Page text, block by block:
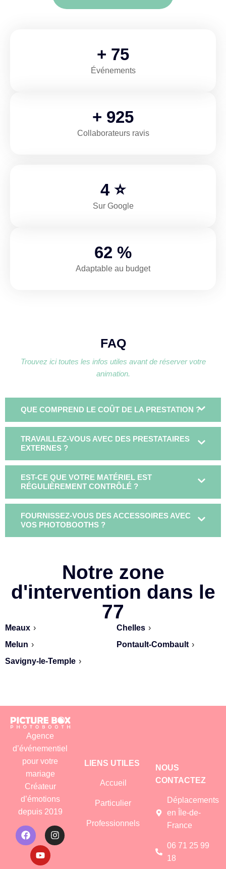
+ 112
Événements
+ 1,386
Collaborateurs ravis
5 ⭐
Sur Google
93 %
Adaptable au budget
FAQ
Trouvez ici toutes les infos utiles avant de réserver votre
animation.
QUE COMPREND LE COÛT DE LA PRESTATION ?
TRAVAILLEZ-VOUS AVEC DES PRESTATAIRES
EXTERNES ?
EST-CE QUE VOTRE MATÉRIEL EST
RÉGULIÈREMENT CONTRÔLÉ ?
FOURNISSEZ-VOUS DES ACCESSOIRES AVEC
VOS PHOTOBOOTHS ?
Notre zone
d'intervention dans le
77
Meaux › Chelles ›
Melun › Pontault‑Combault ›
Savigny‑le‑Temple ›
Agence
d’événementiel
pour votre
mariage
Créateur
d’émotions
depuis 2019
LIENS UTILES
Accueil
Particulier
Professionnels
NOUS
CONTACTEZ
Déplacements
en Île-de-
France
06 71 25 99
18